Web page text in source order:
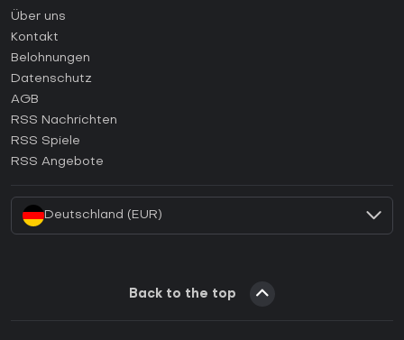
Anleitungen
Wie aktiviert man einen Steam CD Key?
Wie aktiviert man einen Epic Games CD Key?
Wie aktiviert man einen GOG CD Key?
Wie aktiviert man einen Ubisoft Connect CD Key?
Wie aktiviert man einen EA App CD Key?
Über uns
Kontakt
Belohnungen
Datenschutz
AGB
RSS Nachrichten
RSS Spiele
RSS Angebote
Deutschland (EUR)
Back to the top